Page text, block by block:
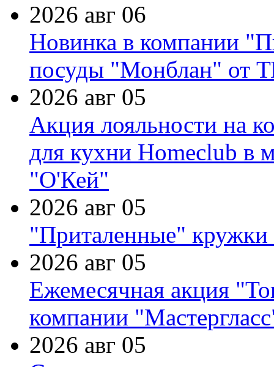
2026 авг 06
Новинка в компании
посуды "Монблан" от
2026 авг 05
Акция лояльности на
для кухни Homeclub в
"О'Кей"
2026 авг 05
"Приталенные" кружки
2026 авг 05
Ежемесячная акция
компании
2026 авг 05